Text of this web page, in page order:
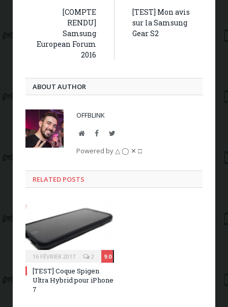
[COMPTE
RENDU]
Samsung
European Forum
2016
[TEST] Mon avis
sur la Samsung
Gear S2
ABOUT AUTHOR
OFFBLINK
WebsiteFacebookTwitter
Powered by △ ◯ ✕ □
RELATED POSTS
16 FÉVRIER 2017 9.0
2
[TEST] Coque Spigen
Ultra Hybrid pour iPhone
7